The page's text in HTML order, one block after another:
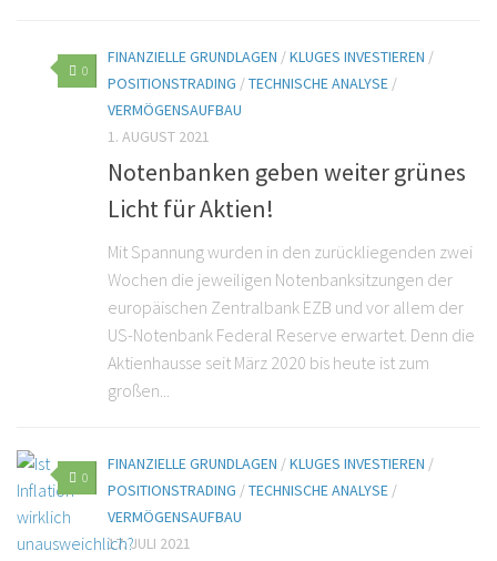
0
FINANZIELLE GRUNDLAGEN /KLUGES INVESTIEREN /
POSITIONSTRADING /TECHNISCHE ANALYSE /
VERMÖGENSAUFBAU
1. AUGUST 2021
Notenbanken geben weiter grünes
Licht für Aktien!
Mit Spannung wurden in den zurückliegenden zwei
Wochen die jeweiligen Notenbanksitzungen der
europäischen Zentralbank EZB und vor allem der
US-Notenbank Federal Reserve erwartet. Denn die
Aktienhausse seit März 2020 bis heute ist zum
großen...
0
FINANZIELLE GRUNDLAGEN /KLUGES INVESTIEREN /
POSITIONSTRADING /TECHNISCHE ANALYSE /
VERMÖGENSAUFBAU
17. JULI 2021